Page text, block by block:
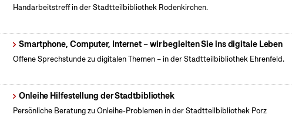
Handarbeitstreff in der Stadtteilbibliothek Rodenkirchen.
Smartphone, Computer, Internet – wir begleiten Sie ins digitale Leben
Offene Sprechstunde zu digitalen Themen – in der Stadtteilbibliothek Ehrenfeld.
Onleihe Hilfestellung der Stadtbibliothek
Persönliche Beratung zu Onleihe-Problemen in der Stadtteilbibliothek Porz